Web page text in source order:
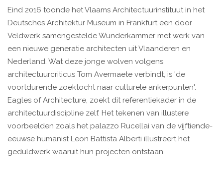
Eind 2016 toonde het Vlaams Architectuurinstituut in het
Deutsches Architektur Museum in Frankfurt een door
Veldwerk samengestelde Wunderkammer met werk van
een nieuwe generatie architecten uit Vlaanderen en
Nederland. Wat deze jonge wolven volgens
architectuurcriticus Tom Avermaete verbindt, is 'de
voortdurende zoektocht naar culturele ankerpunten'.
Eagles of Architecture, zoekt dit referentiekader in de
architectuurdiscipline zelf. Het tekenen van illustere
voorbeelden zoals het palazzo Rucellai van de vijftiende-
eeuwse humanist Leon Battista Alberti illustreert het
geduldwerk waaruit hun projecten ontstaan.